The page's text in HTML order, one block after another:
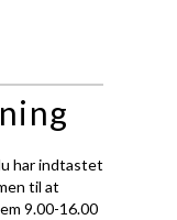
har indtastet
til at
9.00-16.00